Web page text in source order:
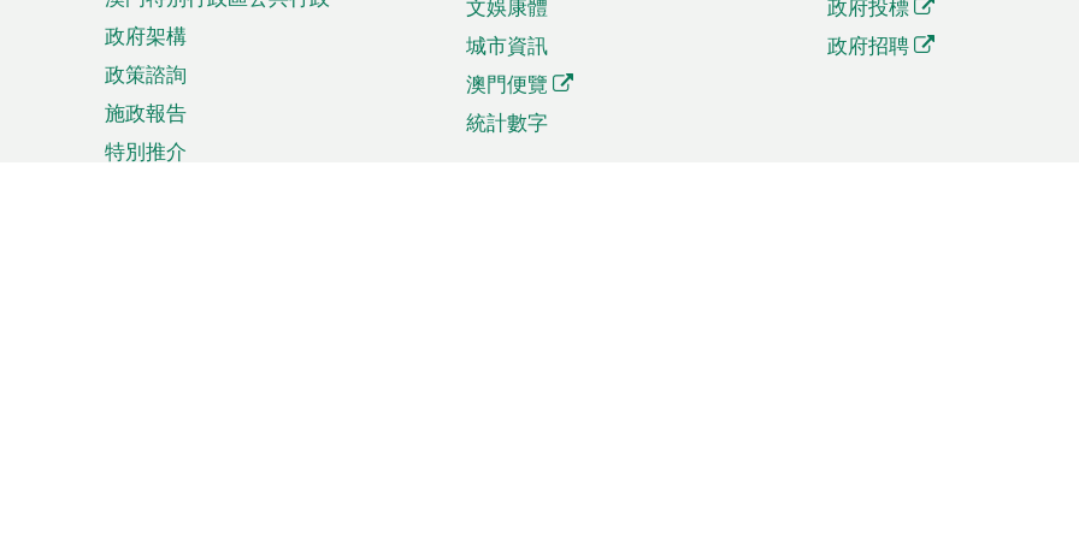
政府架構
政策諮詢
施政報告
特別推介
文娛康體
城市資訊
澳門便覽
統計數字
政府投標
政府招聘